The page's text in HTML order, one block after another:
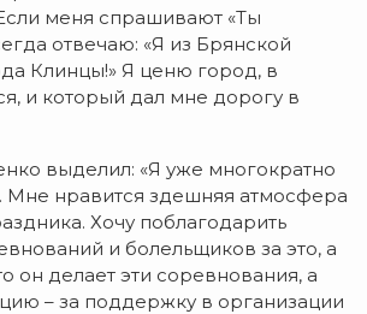
меня спрашивают «Ты
отвечаю: «Я из Брянской
Клинцы!» Я ценю город, в
и который дал мне дорогу в
выделил: «Я уже многократно
Мне нравится здешняя атмосфера
Хочу поблагодарить
и болельщиков за это, а
он делает эти соревнования, а
– за поддержку в организации